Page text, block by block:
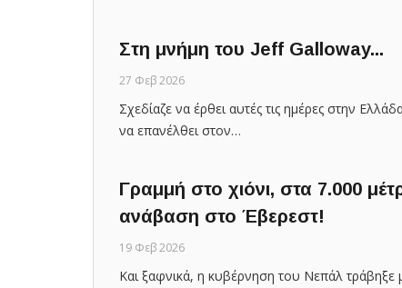
Στη μνήμη του Jeff Galloway...
27 Φεβ 2026
Σχεδίαζε να έρθει αυτές τις ημέρες στην
να επανέλθει στον…
Γραμμή στο χιόνι, στα 7.000
ανάβαση στο Έβερεστ!
19 Φεβ 2026
Και ξαφνικά, η κυβέρνηση του Νεπάλ